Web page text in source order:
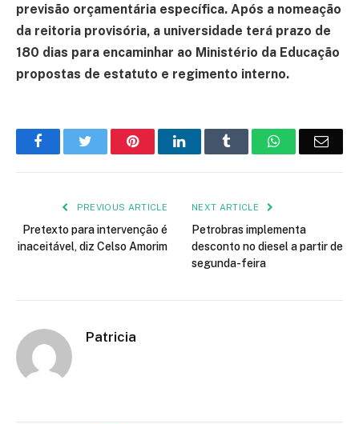
previsão orçamentária específica. Após a nomeação
da reitoria provisória, a universidade terá prazo de
180 dias para encaminhar ao Ministério da Educação
propostas de estatuto e regimento interno.
FacebookTwitter PinterestLinkedIn Tumblr WhatsApp
PREVIOUS ARTICLE
Pretexto para intervenção é
inaceitável, diz Celso Amorim
NEXT ARTICLE
Petrobras implementa
desconto no diesel a partir de
segunda-feira
Patricia